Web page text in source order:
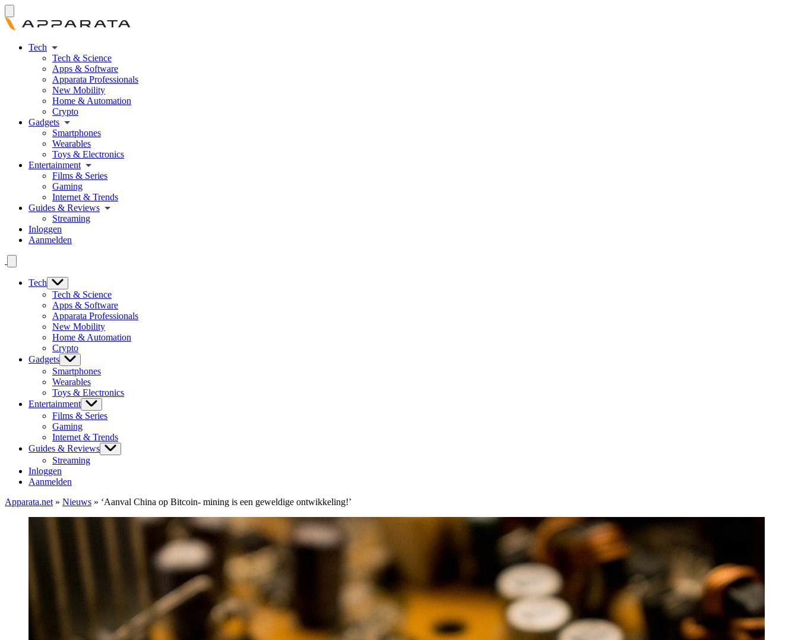
Tech
Tech & Science
Apps & Software
Apparata Professionals
New Mobility
Home & Automation
Crypto
Gadgets
Smartphones
Wearables
Toys & Electronics
Entertainment
Films & Series
Gaming
Internet & Trends
Guides & Reviews
Streaming
Inloggen
Aanmelden
Tech
Tech & Science
Apps & Software
Apparata Professionals
New Mobility
Home & Automation
Crypto
Gadgets
Smartphones
Wearables
Toys & Electronics
Entertainment
Films & Series
Gaming
Internet & Trends
Guides & Reviews
Streaming
Inloggen
Aanmelden
Apparata.net » Nieuws » ‘Aanval China op Bitcoin- mining is een geweldige ontwikkeling!’